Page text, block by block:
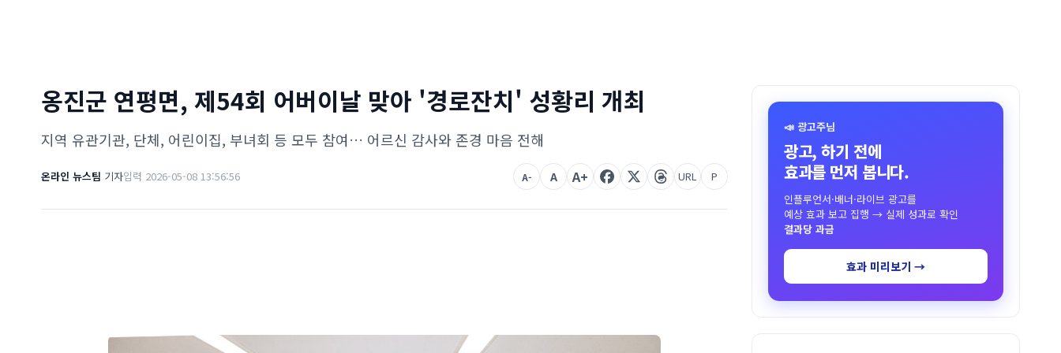
옹진군 연평면, 제54회 어버이날 맞아 '경로잔치' 성황리 개최
지역 유관기관, 단체, 어린이집, 부녀회 등 모두 참여… 어르신 감사와 존경 마음 전해
온라인 뉴스팀 기자입력 2026-05-08 13:56:56 A- A A+ URL P
📣 광고주님
광고, 하기 전에
효과를 먼저 봅니다.
인플루언서·배너·라이브 광고를
예상 효과 보고 집행 → 실제 성과로 확인
결과당 과금
효과 미리보기 →